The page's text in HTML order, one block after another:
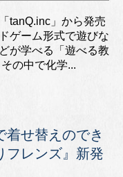
tanQ.inc」から発売
ゲーム形式で遊びな
が学べる「遊べる教
の中で化学...
着せ替えのでき
フレンズ』新発